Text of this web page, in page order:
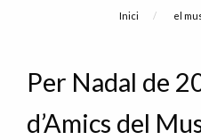
Fil d'Ariadna
Inici el
Per Nadal de
d’Amics del